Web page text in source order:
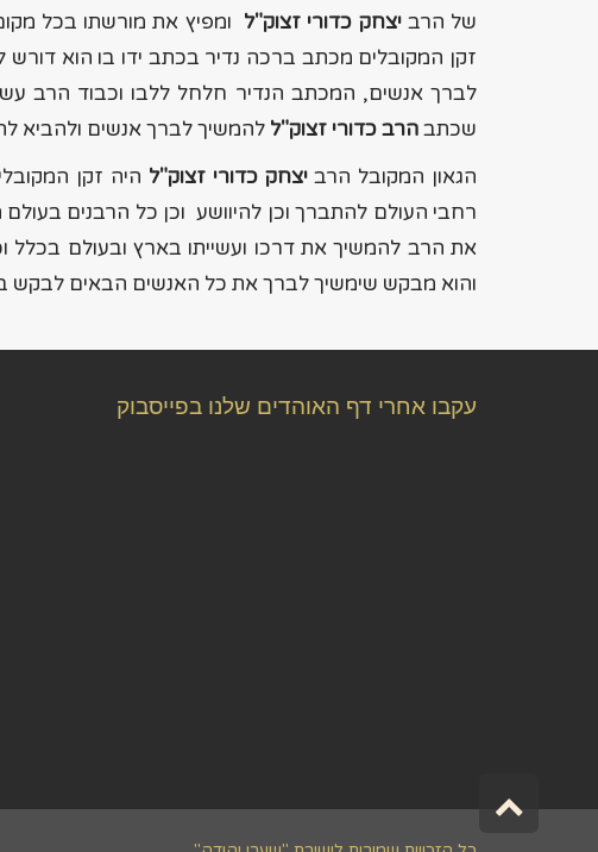
של הרביצחק כדורי זצוק"ל ומפיץ את מורשתו בכל
זקן המקובלים מכתב ברכה נדיר בכתב ידו בו הוא
לברך אנשים, המכתב הנדיר חלחל ללבו וכבוד הרב
שכתבהרבכדורי זצוק"ל להמשיך לברך אנשים ולהביא
הגאון המקובל הרביצחק כדורי זצוק"ל היה זקן
רחבי העולם להתברך וכן להיוושע וכן כל הרבנים
את הרב להמשיך את דרכו ועשייתו בארץ ובעולם
והוא מבקש שימשיך לברך את כל האנשים הבאים לבקש
עקבו אחרי דף האוהדים שלנו בפייסבוק
גלילה